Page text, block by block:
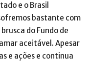
e o Brasil
bastante com
do Fundo de
aceitável. Apesar
e ações e continua